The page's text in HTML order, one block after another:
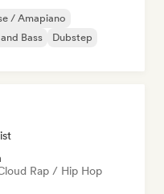
/ Amapiano
Bass
Dubstep
Rap / Hip Hop